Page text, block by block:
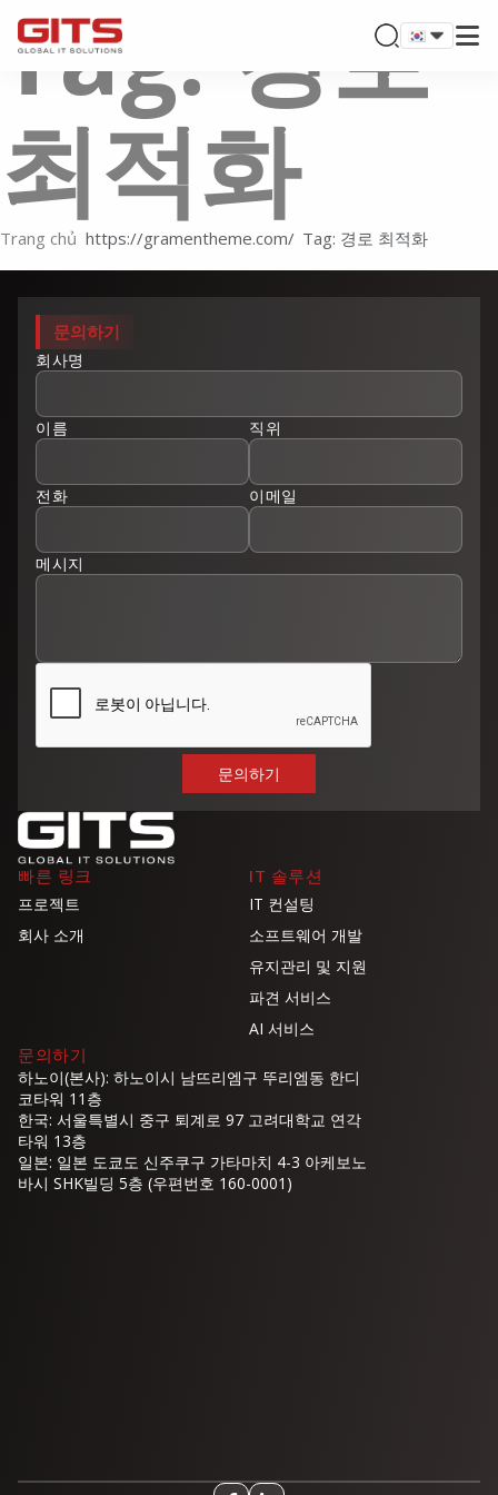
Tag: 경로
최적화
Trang chủ Tag: 경로 최적화
문의하기
회사명
이름 직위
전화 이메일
메시지
빠른 링크
프로젝트
회사 소개
IT 솔루션
IT 컨설팅
소프트웨어 개발
유지관리 및 지원
파견 서비스
AI 서비스
문의하기
하노이(본사): 하노이시 남뜨리엠구 뚜리엠동 한디
코타워 11층
한국: 서울특별시 중구 퇴계로 97 고려대학교 연각
타워 13층
일본: 일본 도쿄도 신주쿠구 가타마치 4-3 아케보노
바시 SHK빌딩 5층 (우편번호 160-0001)